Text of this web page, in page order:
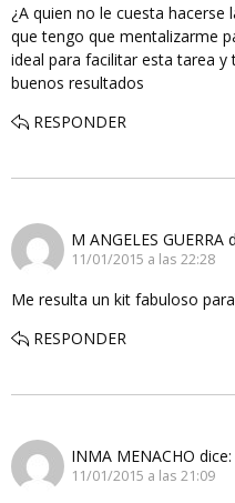
¿A quien no le cuesta hacerse
que tengo que mentalizarme
ideal para facilitar esta tarea
buenos resultados
RESPONDER
M ANGELES GUERRA
11/01/2015 a las 22:28
Me resulta un kit fabuloso
RESPONDER
INMA MENACHO dice:
11/01/2015 a las 21:09